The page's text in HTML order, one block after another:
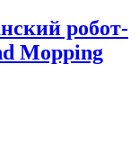
робот-
Mopping